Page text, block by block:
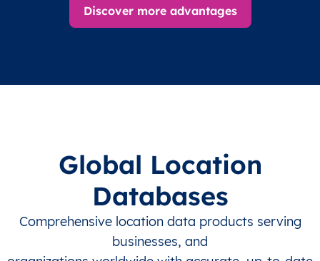
Discover more advantages
Global Location
Databases
Comprehensive location data products serving
businesses, and